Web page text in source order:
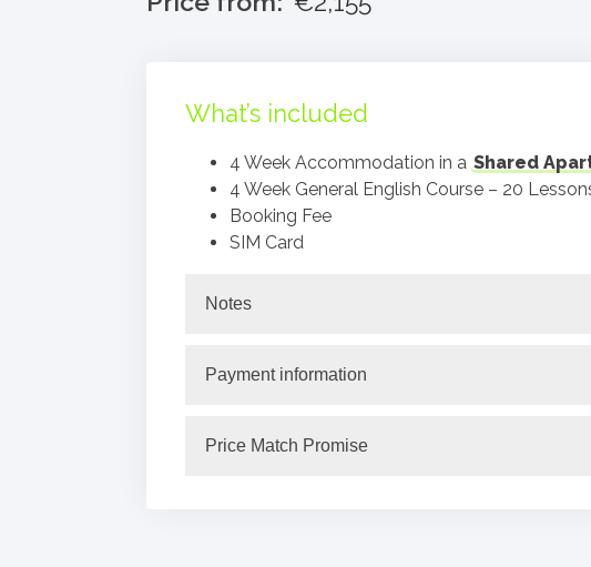
What’s included
4 Week Accommodation in a Shared
4 Week General English Course – 20
Booking Fee
SIM Card
Notes
Payment information
Price Match Promise